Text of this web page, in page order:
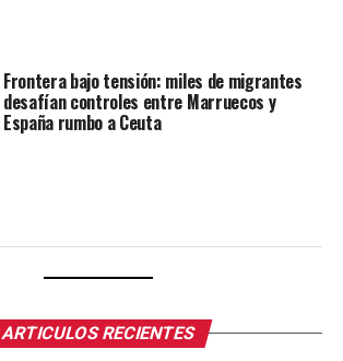
Frontera bajo tensión: miles de migrantes
desafían controles entre Marruecos y
España rumbo a Ceuta
ARTICULOS RECIENTES